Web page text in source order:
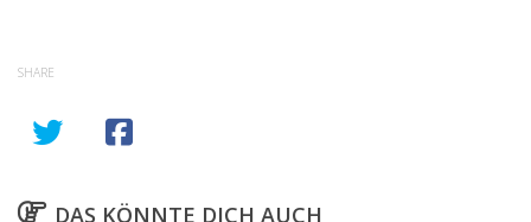
SHARE
DAS KÖNNTE DICH AUCH